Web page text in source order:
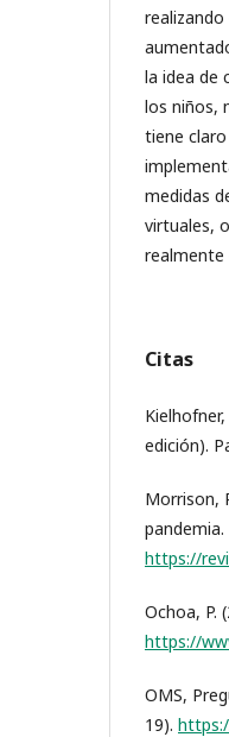
la idea de
los niños,
tiene
medidas
virtuales,
realmente
Citas
edición).
Morrison,
pandemia.
https://
Ochoa, P.
https://
OMS,
19).